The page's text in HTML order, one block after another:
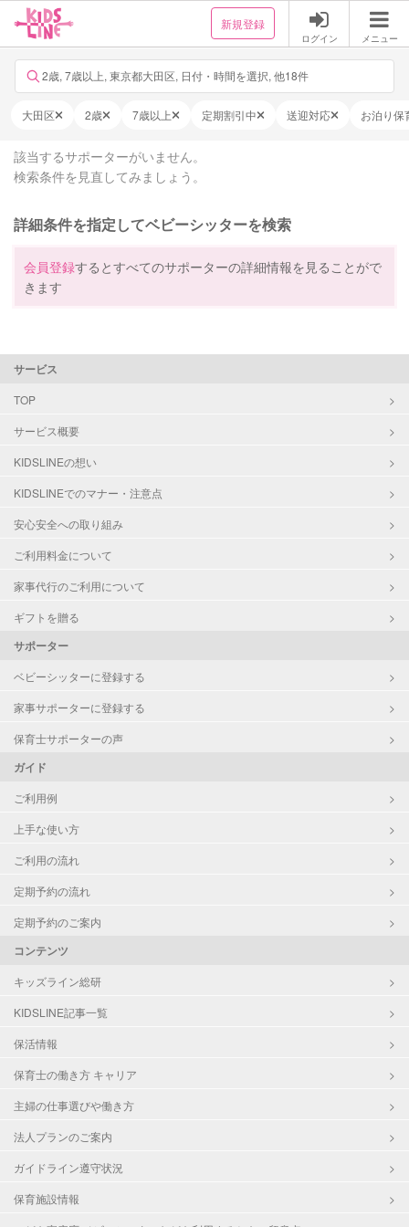
新規登録
ログイン メニュー
2歳, 7歳以上, 東京都大田区, 日付・時間を選択, 他18件
大田区 2歳 7歳以上 定期割引中 送迎対応 お泊り保
該当するサポーターがいません。
検索条件を見直してみましょう。
詳細条件を指定してベビーシッターを検索
会員登録するとすべてのサポーターの詳細情報を見ることがで
きます
サービス
TOP
サービス概要
KIDSLINEの想い
KIDSLINEでのマナー・注意点
安心安全への取り組み
ご利用料金について
家事代行のご利用について
ギフトを贈る
サポーター
ベビーシッターに登録する
家事サポーターに登録する
保育士サポーターの声
ガイド
ご利用例
上手な使い方
ご利用の流れ
定期予約の流れ
定期予約のご案内
コンテンツ
キッズライン総研
KIDSLINE記事一覧
保活情報
保育士の働き方 キャリア
主婦の仕事選びや働き方
法人プランのご案内
ガイドライン遵守状況
保育施設情報